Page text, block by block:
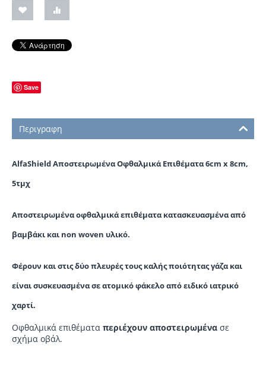
Save
Περιγραφη
AlfaShield Αποστειρωμένα Οφθαλμικά Επιθέματα 6cm x 8cm,
5τμχ
Αποστειρωμένα οφθαλμικά επιθέματα κατασκευασμένα από
βαμβάκι και non woven υλικό.
Φέρουν και στις δύο πλευρές τους καλής ποιότητας γάζα και
είναι συσκευασμένα σε ατομικό φάκελο από ειδικό ιατρικό
χαρτί.
Οφθαλμικά επιθέματα περιέχουν αποστειρωμένα σε
σχήμα οβάλ.